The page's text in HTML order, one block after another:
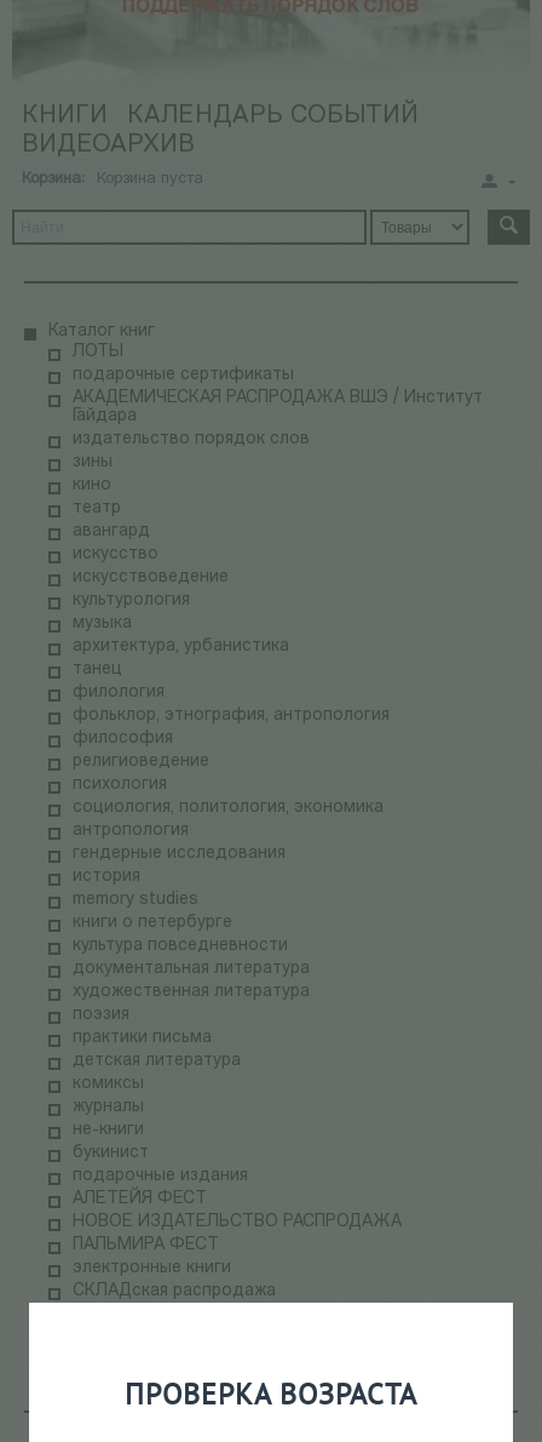
ПРОВЕРКА ВОЗРАСТА
КНИГИ
КАЛЕНДАРЬ СОБЫТИЙ
ВИДЕОАРХИВ
Корзина: Корзина пуста
Каталог книг
ЛОТЫ
подарочные сертификаты
АКАДЕМИЧЕСКАЯ РАСПРОДАЖА ВШЭ / Институт
Гайдара
издательство порядок слов
зины
кино
театр
авангард
искусство
искусствоведение
культурология
музыка
архитектура, урбанистика
танец
филология
фольклор, этнография, антропология
философия
религиоведение
психология
социология, политология, экономика
антропология
гендерные исследования
история
memory studies
книги о петербурге
культура повседневности
документальная литература
художественная литература
поэзия
практики письма
детская литература
комиксы
журналы
не-книги
букинист
подарочные издания
АЛЕТЕЙЯ ФЕСТ
НОВОЕ ИЗДАТЕЛЬСТВО РАСПРОДАЖА
ПАЛЬМИРА ФЕСТ
электронные книги
СКЛАДская распродажа